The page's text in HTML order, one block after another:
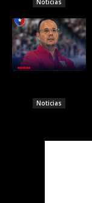
Noticias
Noticias